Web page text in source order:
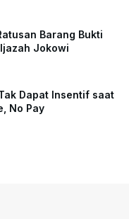
Barang Bukti
Jokowi
Dapat Insentif saat
No Pay